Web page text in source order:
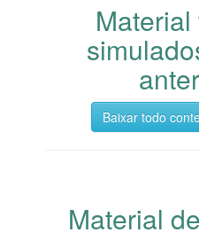
Baixar todo
Material